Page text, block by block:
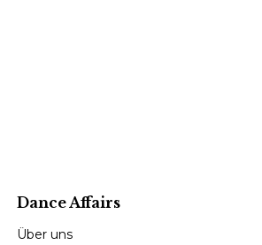
Dance Affairs
Über uns